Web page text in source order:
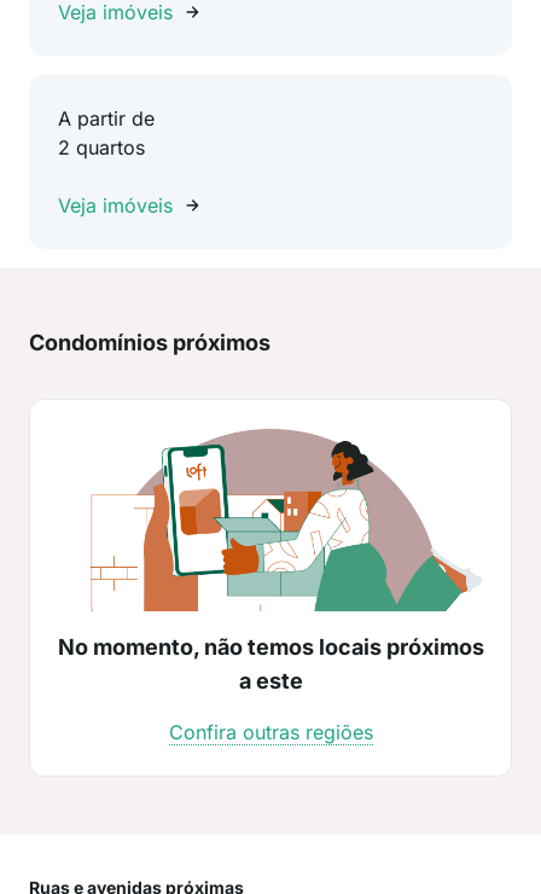
Veja imóveis
A partir de
2 quartos
Veja imóveis
Condomínios próximos
No momento, não temos locais próximos
a este
Confira outras regiões
Ruas e avenidas próximas